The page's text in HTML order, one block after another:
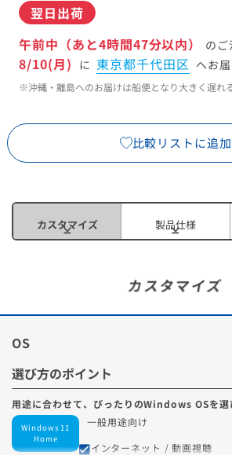
翌日出荷
午前中（あと4時間47分以内）
の
8/10(月) に 東京都千代田区 へお届
※沖縄・離島へのお届けは船便となり大きく遅れ
比較リストに追加
カスタマイズ 製品仕様
カスタマイズ
OS
選び方のポイント
用途に合わせて、ぴったりのWindows OSを選
Windows 11
Home
一般用途向け
インターネット / 動画視聴